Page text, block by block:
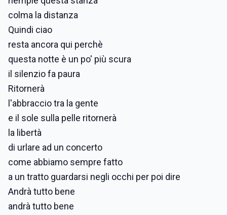
colma la distanza
Quindi ciao
resta ancora qui perchè
questa notte è un po' più scura
il silenzio fa paura
Ritornerà
l'abbraccio tra la gente
e il sole sulla pelle ritornerà
la libertà
di urlare ad un concerto
come abbiamo sempre fatto
a un tratto guardarsi negli occhi per poi dire
Andrà tutto bene
andrà tutto bene